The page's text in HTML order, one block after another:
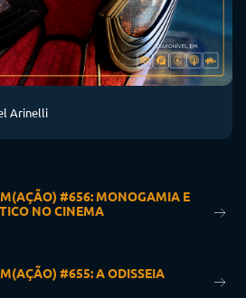
Arinelli
#656: MONOGAMIA E
NO CINEMA
#655: A ODISSEIA